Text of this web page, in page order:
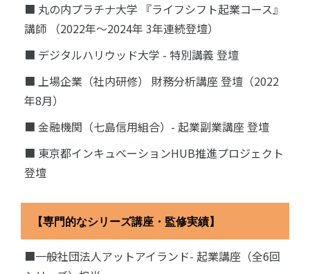
■ 丸の内プラチナ大学 『ライフシフト起業コース』
講師 （2022年〜2024年 3年連続登壇）
■ デジタルハリウッド大学 - 特別講義 登壇
■ 上場企業（社内研修） 財務分析講座 登壇（2022
年8月）
■ 金融機関（七島信用組合）- 起業副業講座 登壇
■ 東京都インキュベーションHUB推進プロジェクト
登壇
【専門的なシリーズ講座・監修実績】
■一般社団法人アットアイランド- 起業講座（全6回